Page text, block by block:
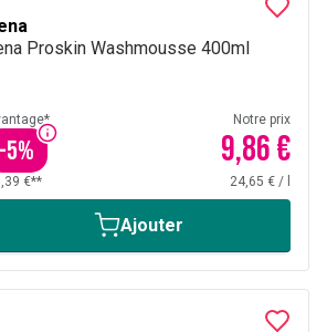
Proskin Washmousse 400ml
-5%
Notre prix
9,86 €
€** 24,65 € /
Ajouter